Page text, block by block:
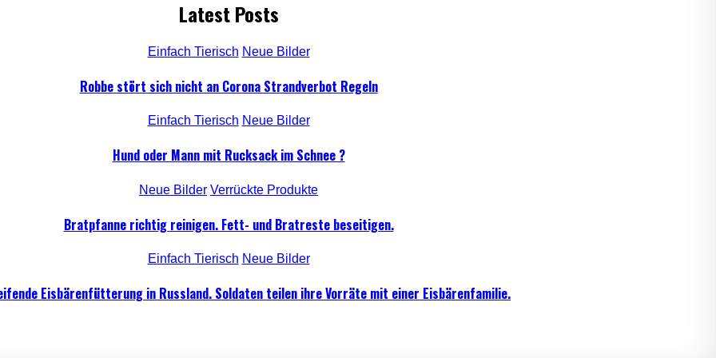
Latest Posts
Einfach Tierisch Neue Bilder
Robbe stört sich nicht an Corona Strandverbot Regeln
Einfach Tierisch Neue Bilder
Hund oder Mann mit Rucksack im Schnee ?
Neue Bilder Verrückte Produkte
Bratpfanne richtig reinigen. Fett- und Bratreste beseitigen.
Einfach Tierisch Neue Bilder
Eisbärenfütterung in Russland. Soldaten teilen ihre Vorräte mit einer Eisbärenfamilie.